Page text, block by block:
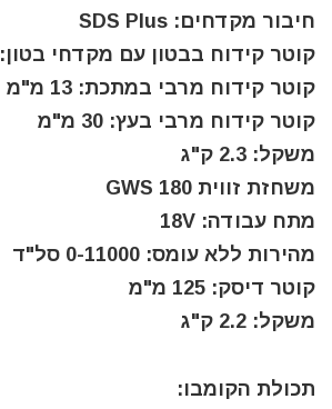
חיבור מקדחים: SDS Plus
קוטר קידוח בבטון עם מקדחי בטון: 4-20 מ"מ
קוטר קידוח מרבי במתכת: 13 מ"מ
קוטר קידוח מרבי בעץ: 30 מ"מ
משקל: 2.3 ק"ג
משחזת זווית GWS 180
מתח עבודה: 18V
מהירות ללא עומס: 0-11000 סל"ד
קוטר דיסק: 125 מ"מ
משקל: 2.2 ק"ג
תכולת הקומבו: